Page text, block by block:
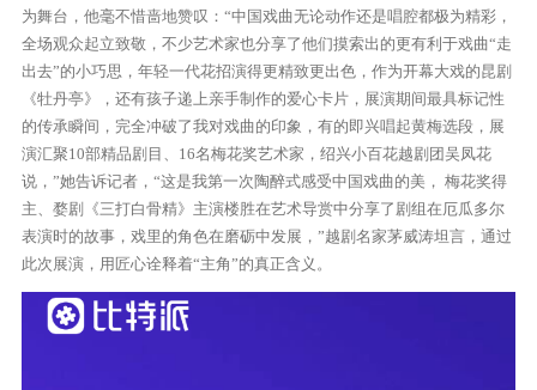
为舞台，他毫不惜啬地赞叹：“中国戏曲无论动作还是唱腔都极为精彩，
全场观众起立致敬，不少艺术家也分享了他们摸索出的更有利于戏曲“走
出去”的小巧思，年轻一代花招演得更精致更出色，作为开幕大戏的昆剧
《牡丹亭》，还有孩子递上亲手制作的爱心卡片，展演期间最具标记性
的传承瞬间，完全冲破了我对戏曲的印象，有的即兴唱起黄梅选段，展
演汇聚10部精品剧目、16名梅花奖艺术家，绍兴小百花越剧团吴凤花
说，”她告诉记者，“这是我第一次陶醉式感受中国戏曲的美， 梅花奖得
主、婺剧《三打白骨精》主演楼胜在艺术导赏中分享了剧组在厄瓜多尔
表演时的故事，戏里的角色在磨砺中发展，”越剧名家茅威涛坦言，通过
此次展演，用匠心诠释着“主角”的真正含义。